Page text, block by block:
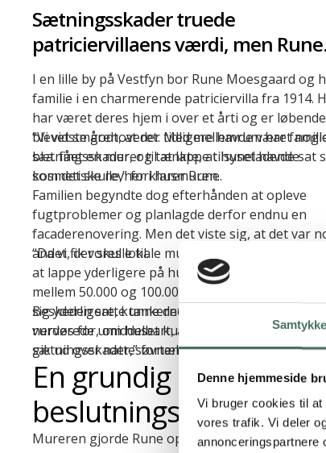
Samtykke
Denne hjemmeside
Vi bruger cookies til
vores trafik. Vi deler
annonceringspartnere
Sætningsskader truede
patriciervillaens værdi, men Rune
fandt løsningen
I en lille by på Vestfyn bor Rune Moesgaard og
familie i en charmerende patriciervilla fra 1914.
har været deres hjem i over et årti og er løbende
blevet smårenoveret. Med mellemrum har
bl.a. fået en murer til at lappe tilsyneladende
kosmetiske revner i husmuren.
“Vi vidste godt, at der tidligere havde været
sætningsskader, og tænkte, at huset havde sat
som det skulle,” forklarer Rune.
Familien begyndte dog efterhånden at opleve
fugtproblemer og planlagde derfor endnu en
facaderenovering. Men det viste sig, at det var
andet, der skulle til.
“Da vi fik vores lokale murer ud, rådede han os til
at lappe yderligere på huset. Det kunne hurtigt
mellem 50.000 og 100.000 kroner, og hvis huset
sig yderligere, kunne det være spildt arbejde. Han
vurderede umiddelbart, at der var tale om aktive
sætningsskader,” fortæller Rune.
Beskeden satte tankerne i gang hos Rune. Han
nervøs for, om huset kunne blive værdiløst – og
gik ud over nattesøvnen.
En grundig
beslutningsproces
Mureren gjorde Rune opmærksom på, at der